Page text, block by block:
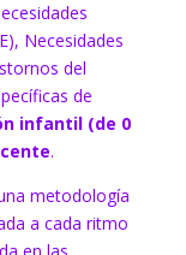
Necesidades
del
de
infantil (de 0
.
metodología
a cada ritmo